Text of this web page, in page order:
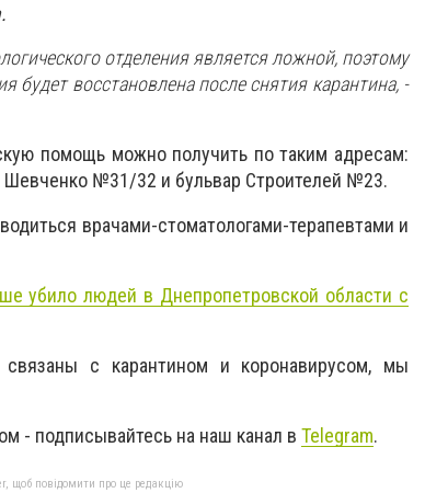
отделения является ложной, поэтому
будет восстановлена после снятия карантина, -
помощь можно получить по таким адресам:
№31/32 и бульвар Строителей №23.
врачами-стоматологами-терапевтами и
убило людей в Днепропетровской области с
с карантином и коронавирусом, мы
- подписывайтесь на наш канал в Telegram.
щоб повідомити про це редакцію